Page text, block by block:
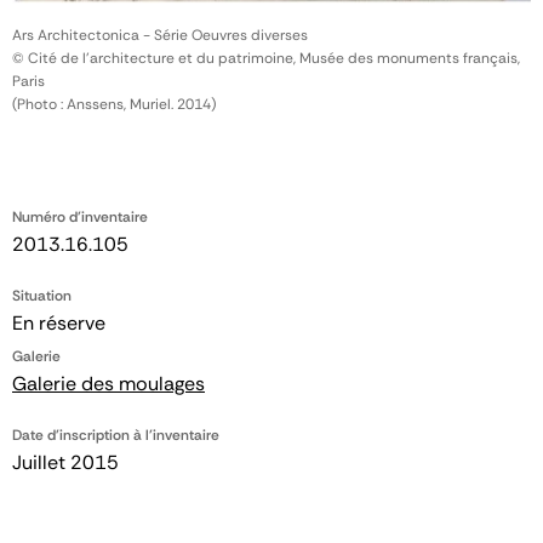
Numéro d'inventaire
2013.16.105
Situation
En réserve
Galerie
Galerie des moulages
Date d'inscription à l'inventaire
Juillet 2015
Ars Architectonica - Série Oeuvres diverses
© Cité de l'architecture et du patrimoine, Musée des monuments français,
Paris
(Photo : Anssens, Muriel. 2014)